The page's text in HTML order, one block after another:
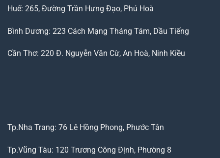
Huế: 265, Đường Trần Hưng Đạo, Phú Hoà
Bình Dương: 223 Cách Mạng Tháng Tám, Dầu Tiếng
Cần Thơ: 220 Đ. Nguyễn Văn Cừ, An Hoà, Ninh Kiều
Tp.Nha Trang: 76 Lê Hồng Phong, Phước Tân
Tp.Vũng Tàu: 120 Trương Công Định, Phường 8